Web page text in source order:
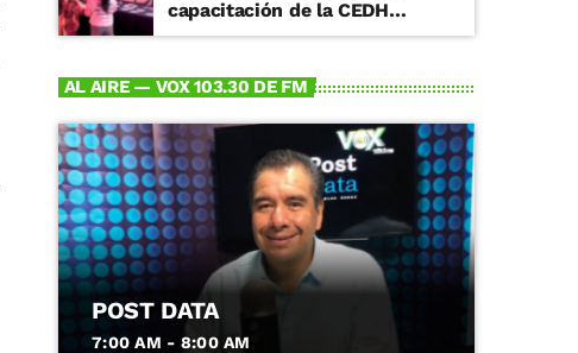
capacitación de la CEDH
Michoacán
AL AIRE — VOX 103.30 DE FM
POST DATA
7:00 AM - 8:00 AM